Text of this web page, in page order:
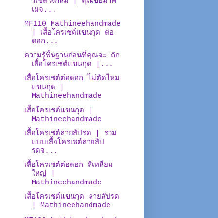
เมจ...
MF110 Mathineehandmade
| เสื้อโครเชต์แขนกุด ต่อ
ดอก...
ความรู้พื้นฐานก่อนที่คุณจะ ถัก
เสื้อโครเชต์แขนกุด |...
เสื้อโครเชต์ต่อดอก ไม่ตัดไหม
แขนกุด |
Mathineehandmade
เสื้อโครเชต์แขนกุด |
Mathineehandmade
เสื้อโครเชต์ลายสัปรด | รวม
แบบเสื้อโครเชต์ลายสัป
รดจ...
เสื้อโครเชต์ต่อดอก สี่เหลี่ยม
ใหญ่ |
Mathineehandmade
เสื้อโครเชต์แขนกุด ลายสัปรด
| Mathineehandmade